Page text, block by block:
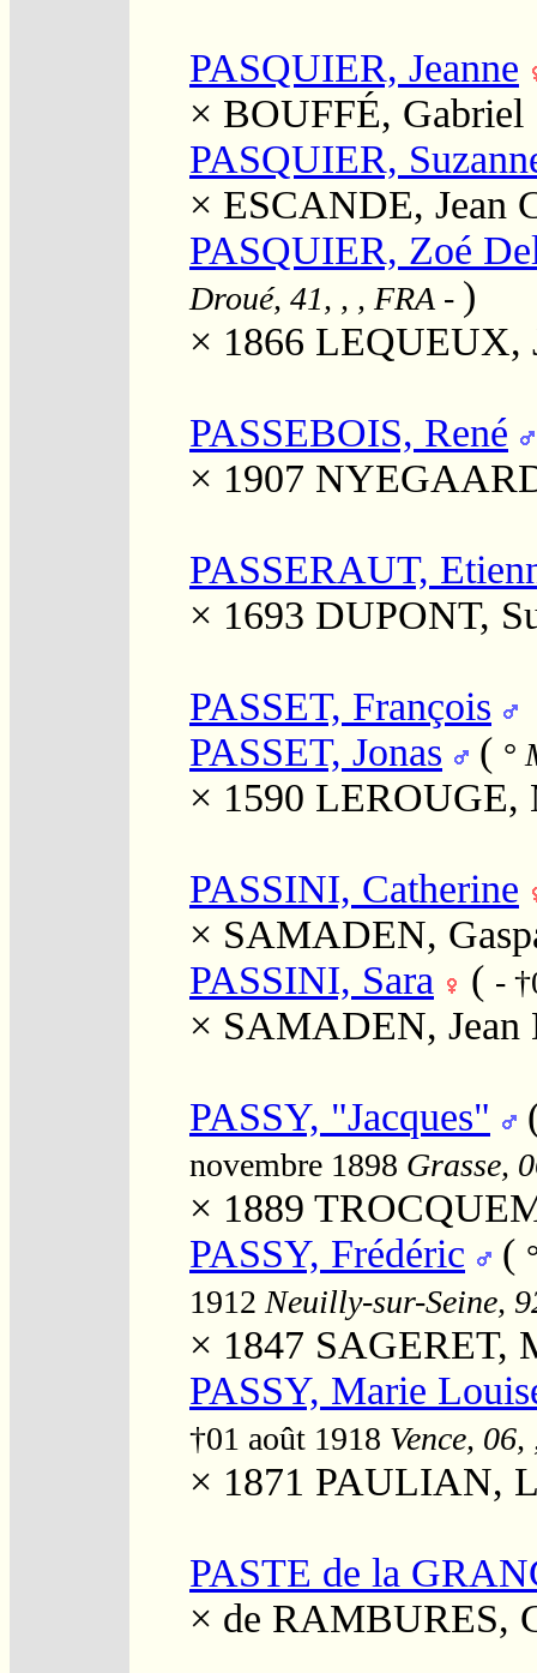
PASQUIER, Jeanne
× BOUFFÉ, Gabriel
PASQUIER,
× ESCANDE, Jean
PASQUIER, Zoé
Droué, 41, , , FRA - )
× 1866 LEQUEUX,
PASSEBOIS, René
× 1907
PASSERAUT,
× 1693 DUPONT,
PASSET, François
PASSET, Jonas
( °
× 1590 LEROUGE,
PASSINI, Catherine
× SAMADEN,
PASSINI, Sara
( -
× SAMADEN, Jean
PASSY, "Jacques"
novembre 1898 Grasse,
× 1889
PASSY, Frédéric
(
1912 Neuilly-sur-Seine,
× 1847 SAGERET,
PASSY, Marie
†01 août 1918 Vence,
× 1871 PAULIAN,
PASTE de la
× de RAMBURES,